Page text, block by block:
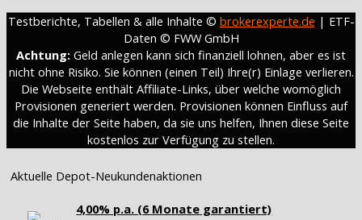
Testberichte, Tabellen & alle Inhalte © brokerexperte.de | ETF-
Daten © FWW GmbH
Achtung: Geld anlegen kann sich finanziell lohnen, aber es ist
nicht ohne Risiko. Sie können (einen Teil) Ihre(r) Einlage verlieren.
Die Webseite enthält Affiliate-Links, über welche womöglich
Provisionen generiert werden. Provisionen können Einfluss auf
die Inhalte der Seite haben, da sie uns helfen, Ihnen diese Seite
kostenlos zur Verfügung zu stellen.
Aktuelle Depot-Neukundenaktionen
4,00% p.a. (6 Monate garantiert)